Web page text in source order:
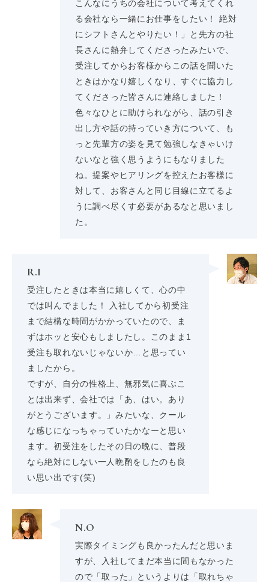
こんなにうちの会社について考えてくれ
る会社なら一緒にお仕事をしたい！ 絶対
にシフトさんとやりたい！」と先方の社
長さんに熱弁してくださったみたいで、
受注してからお客様からこの話を聞いた
ときはかなり嬉しくなり、すぐに協力し
てくださった皆さんに連絡しました！
色々なひとに助けられながら、話の引き
出し方や話の持っていき方について、も
っと先輩方の姿を見て勉強しなきゃいけ
ないなと強く思うようにもなりました
ね。提案やヒアリングを控えたお客様に
対して、お客さんと同じ目線に立てるよ
うに調べ尽くす必要があるなと思いまし
た。
R.I
受注したときは本当に嬉しくて、心の中
では叫んでました！ 入社してから初受注
まで結構な時間がかかっていたので、ま
ずはホッと安心もしましたし。このまま1
受注も取れないじゃないか…と思ってい
ましたから。
ですが、自分の性格上、無邪気に喜ぶこ
とは出来ず、会社では「あ、はい。あり
がとうございます。」みたいな、クール
な感じになっちゃっていたかなーと思い
ます。初受注をしたその日の晩に、普段
なら絶対にしない一人晩酌をしたのも良
い思い出です(笑)
N.O
実際タイミングも良かったんだと思いま
すが、入社してまだ本当に間もなかった
ので「取った」というよりは「取れちゃ